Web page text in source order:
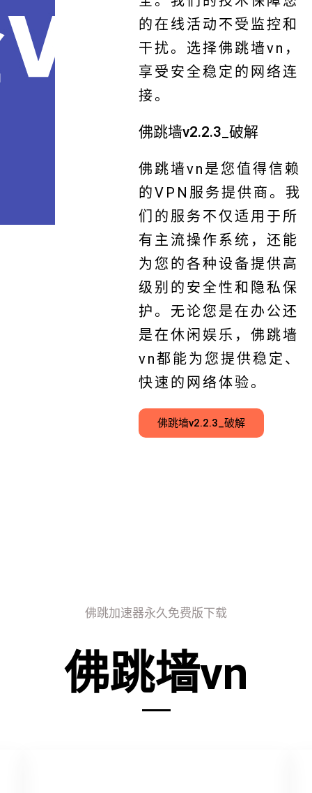
的在线活动不受监控和
干扰。选择佛跳墙vn，
享受安全稳定的网络连
接。
佛跳墙v2.2.3_破解
佛跳墙vn是您值得信赖
的VPN服务提供商。我
们的服务不仅适用于所
有主流操作系统，还能
为您的各种设备提供高
级别的安全性和隐私保
护。无论您是在办公还
是在休闲娱乐，佛跳墙
vn都能为您提供稳定、
快速的网络体验。
佛跳墙v2.2.3_破解
佛跳加速器永久免费版下载
佛跳墙vn